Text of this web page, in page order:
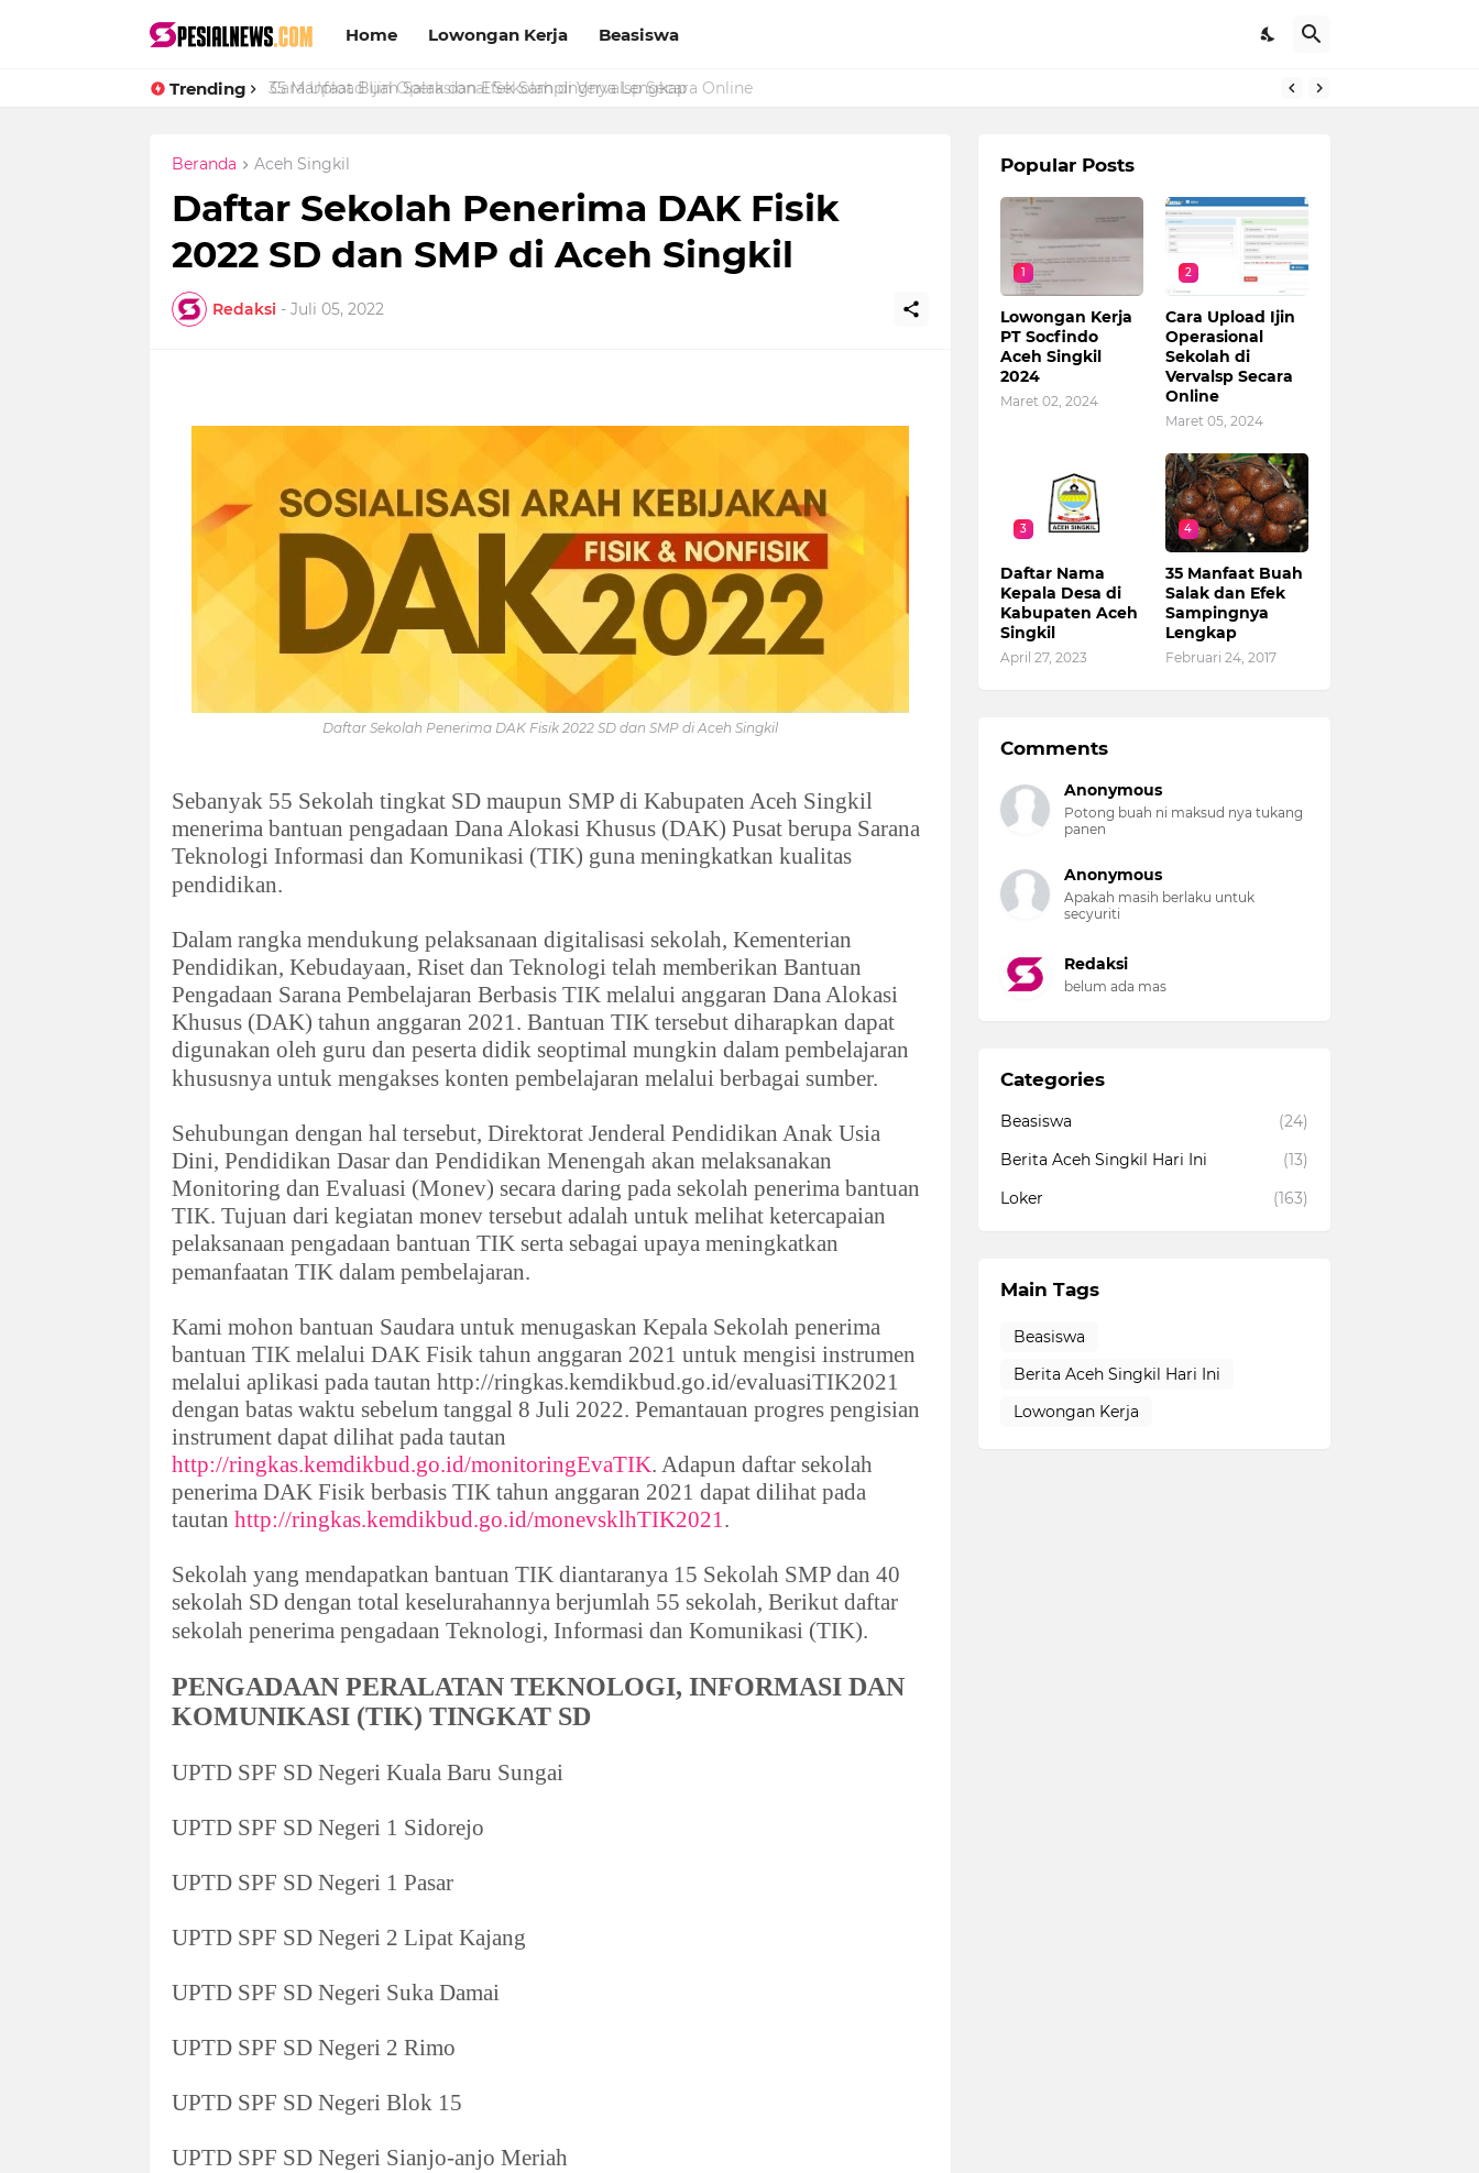
Home Lowongan Kerja Beasiswa
Trending Cara Upload Ijin Operasional Sekolah di Vervalsp Secara Online
Beranda Aceh Singkil
Daftar Sekolah Penerima DAK Fisik
2022 SD dan SMP di Aceh Singkil
Redaksi - Juli 05, 2022
Daftar Sekolah Penerima DAK Fisik 2022 SD dan SMP di Aceh Singkil
Sebanyak 55 Sekolah tingkat SD maupun SMP di Kabupaten Aceh Singkil
menerima bantuan pengadaan Dana Alokasi Khusus (DAK) Pusat berupa Sarana
Teknologi Informasi dan Komunikasi (TIK) guna meningkatkan kualitas
pendidikan.
Dalam rangka mendukung pelaksanaan digitalisasi sekolah, Kementerian
Pendidikan, Kebudayaan, Riset dan Teknologi telah memberikan Bantuan
Pengadaan Sarana Pembelajaran Berbasis TIK melalui anggaran Dana Alokasi
Khusus (DAK) tahun anggaran 2021. Bantuan TIK tersebut diharapkan dapat
digunakan oleh guru dan peserta didik seoptimal mungkin dalam pembelajaran
khususnya untuk mengakses konten pembelajaran melalui berbagai sumber.
Sehubungan dengan hal tersebut, Direktorat Jenderal Pendidikan Anak Usia
Dini, Pendidikan Dasar dan Pendidikan Menengah akan melaksanakan
Monitoring dan Evaluasi (Monev) secara daring pada sekolah penerima bantuan
TIK. Tujuan dari kegiatan monev tersebut adalah untuk melihat ketercapaian
pelaksanaan pengadaan bantuan TIK serta sebagai upaya meningkatkan
pemanfaatan TIK dalam pembelajaran.
Kami mohon bantuan Saudara untuk menugaskan Kepala Sekolah penerima
bantuan TIK melalui DAK Fisik tahun anggaran 2021 untuk mengisi instrumen
melalui aplikasi pada tautan http://ringkas.kemdikbud.go.id/evaluasiTIK2021
dengan batas waktu sebelum tanggal 8 Juli 2022. Pemantauan progres pengisian
instrument dapat dilihat pada tautan
http://ringkas.kemdikbud.go.id/monitoringEvaTIK. Adapun daftar sekolah
penerima DAK Fisik berbasis TIK tahun anggaran 2021 dapat dilihat pada
tautan http://ringkas.kemdikbud.go.id/monevsklhTIK2021.
Sekolah yang mendapatkan bantuan TIK diantaranya 15 Sekolah SMP dan 40
sekolah SD dengan total keselurahannya berjumlah 55 sekolah, Berikut daftar
sekolah penerima pengadaan Teknologi, Informasi dan Komunikasi (TIK).
PENGADAAN PERALATAN TEKNOLOGI, INFORMASI DAN
KOMUNIKASI (TIK) TINGKAT SD
UPTD SPF SD Negeri Kuala Baru Sungai
UPTD SPF SD Negeri 1 Sidorejo
UPTD SPF SD Negeri 1 Pasar
UPTD SPF SD Negeri 2 Lipat Kajang
UPTD SPF SD Negeri Suka Damai
UPTD SPF SD Negeri 2 Rimo
UPTD SPF SD Negeri Blok 15
UPTD SPF SD Negeri Sianjo-anjo Meriah
Popular Posts
1
Lowongan Kerja
PT Socfindo
Aceh Singkil
2024
Maret 02, 2024
2
Cara Upload Ijin
Operasional
Sekolah di
Vervalsp Secara
Online
Maret 05, 2024
3
Daftar Nama
Kepala Desa di
Kabupaten Aceh
Singkil
April 27, 2023
4
35 Manfaat Buah
Salak dan Efek
Sampingnya
Lengkap
Februari 24, 2017
Comments
Anonymous
Potong buah ni maksud nya tukang
panen
Anonymous
Apakah masih berlaku untuk
secyuriti
Redaksi
belum ada mas
Categories
Beasiswa
(24)
Berita Aceh Singkil Hari Ini
(13)
Loker
(163)
Main Tags
Beasiswa
Berita Aceh Singkil Hari Ini
Lowongan Kerja